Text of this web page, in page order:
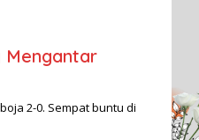
Mengantar
2-0. Sempat buntu di